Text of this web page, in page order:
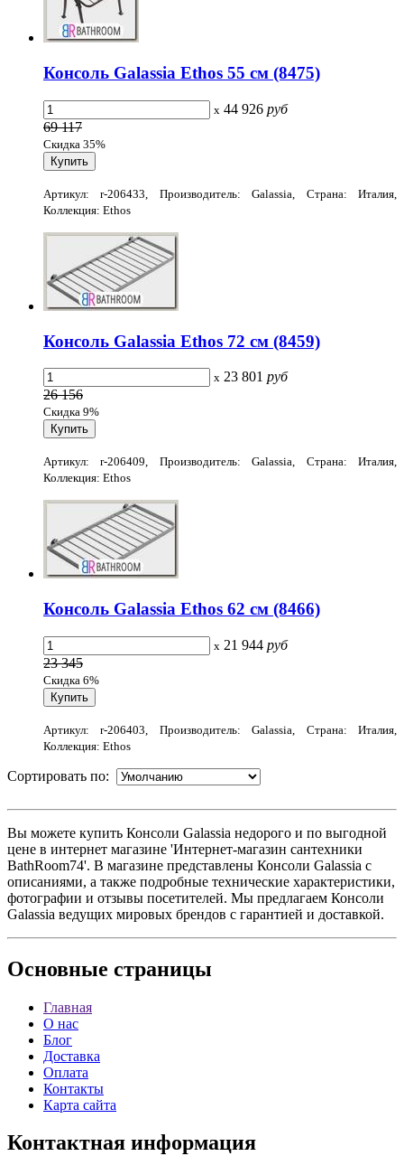
Консоль Galassia Ethos 55 см (8475)
x 44 926 руб
69 117
Скидка 35%
Артикул: r-206433, Производитель: Galassia, Страна: Италия,
Коллекция: Ethos
Консоль Galassia Ethos 72 см (8459)
x 23 801 руб
26 156
Скидка 9%
Артикул: r-206409, Производитель: Galassia, Страна: Италия,
Коллекция: Ethos
Консоль Galassia Ethos 62 см (8466)
x 21 944 руб
23 345
Скидка 6%
Артикул: r-206403, Производитель: Galassia, Страна: Италия,
Коллекция: Ethos
Сортировать по:
Вы можете купить Консоли Galassia недорого и по выгодной
цене в интернет магазине 'Интернет-магазин сантехники
BathRoom74'. В магазине представлены Консоли Galassia с
описаниями, а также подробные технические характеристики,
фотографии и отзывы посетителей. Мы предлагаем Консоли
Galassia ведущих мировых брендов с гарантией и доставкой.
Основные страницы
Главная
О нас
Блог
Доставка
Оплата
Контакты
Карта сайта
Контактная информация